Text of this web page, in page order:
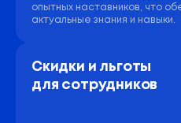
опытных наставников, что
актуальные знания и навыки.
Скидки и льготы
для сотрудников